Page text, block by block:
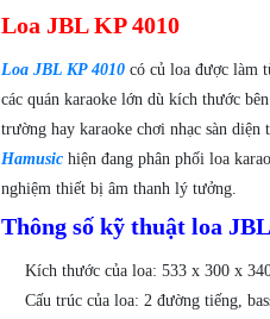
Loa JBL KP 4010
Loa JBL KP 4010 có củ loa được làm
các quán karaoke lớn dù kích thước
trường hay karaoke chơi nhạc sàn diện
Hamusic hiện đang phân phối loa
nghiệm thiết bị âm thanh lý tưởng.
Thông số kỹ thuật loa
Kích thước của loa: 533 x 300 x
Cấu trúc của loa: 2 đường tiếng,